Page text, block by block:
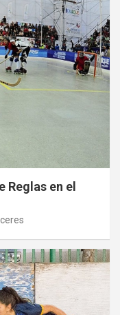
Reglas en el